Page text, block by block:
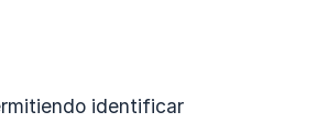
identificar